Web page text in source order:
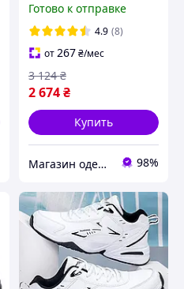
Voices Baby Shower
Blue Нью Баланс 9060
Джо Войс женские
замша
Готово к отправке
4.9 (8)
от267₴/мес
2 674₴
3 124 ₴
Купить
Магазин одежды обуви и топовых товаров 98%